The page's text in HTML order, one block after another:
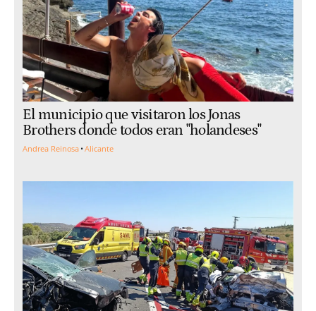
El municipio que visitaron los Jonas
Brothers donde todos eran "holandeses"
Andrea Reinosa Alicante